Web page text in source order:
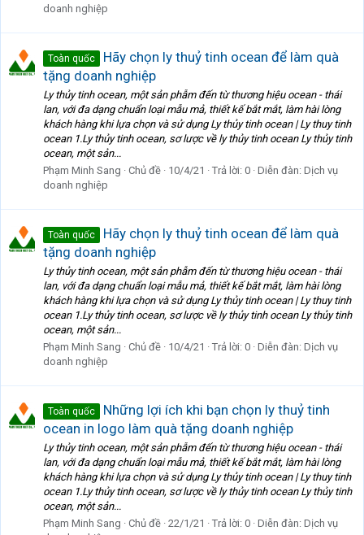
doanh nghiệp
Toàn quốc
Hãy chọn ly thuỷ tinh ocean để làm quà
tặng doanh nghiệp
Ly thủy tinh ocean, một sản phẫm đến từ thương hiệu ocean - thái
lan, với đa dạng chuẩn loại mẫu mả, thiết kế bắt mắt, làm hài lòng
khách hàng khi lựa chọn và sử dụng Ly thủy tinh ocean | Ly thuy tinh
ocean 1.Ly thủy tinh ocean, sơ lược về ly thủy tinh ocean Ly thủy tinh
ocean, một sản...
Phạm Minh Sang
Chủ đề 10/4/21 Trả lời: 0 Diễn đàn: Dịch vụ
doanh nghiệp
Toàn quốc
Hãy chọn ly thuỷ tinh ocean để làm quà
tặng doanh nghiệp
Ly thủy tinh ocean, một sản phẫm đến từ thương hiệu ocean - thái
lan, với đa dạng chuẩn loại mẫu mả, thiết kế bắt mắt, làm hài lòng
khách hàng khi lựa chọn và sử dụng Ly thủy tinh ocean | Ly thuy tinh
ocean 1.Ly thủy tinh ocean, sơ lược về ly thủy tinh ocean Ly thủy tinh
ocean, một sản...
Phạm Minh Sang
Chủ đề 10/4/21 Trả lời: 0 Diễn đàn: Dịch vụ
doanh nghiệp
Toàn quốc
Những lợi ích khi bạn chọn ly thuỷ tinh
ocean in logo làm quà tặng doanh nghiệp
Ly thủy tinh ocean, một sản phẫm đến từ thương hiệu ocean - thái
lan, với đa dạng chuẩn loại mẫu mả, thiết kế bắt mắt, làm hài lòng
khách hàng khi lựa chọn và sử dụng Ly thủy tinh ocean | Ly thuy tinh
ocean 1.Ly thủy tinh ocean, sơ lược về ly thủy tinh ocean Ly thủy tinh
ocean, một sản...
Phạm Minh Sang
Chủ đề 22/1/21 Trả lời: 0 Diễn đàn: Dịch vụ